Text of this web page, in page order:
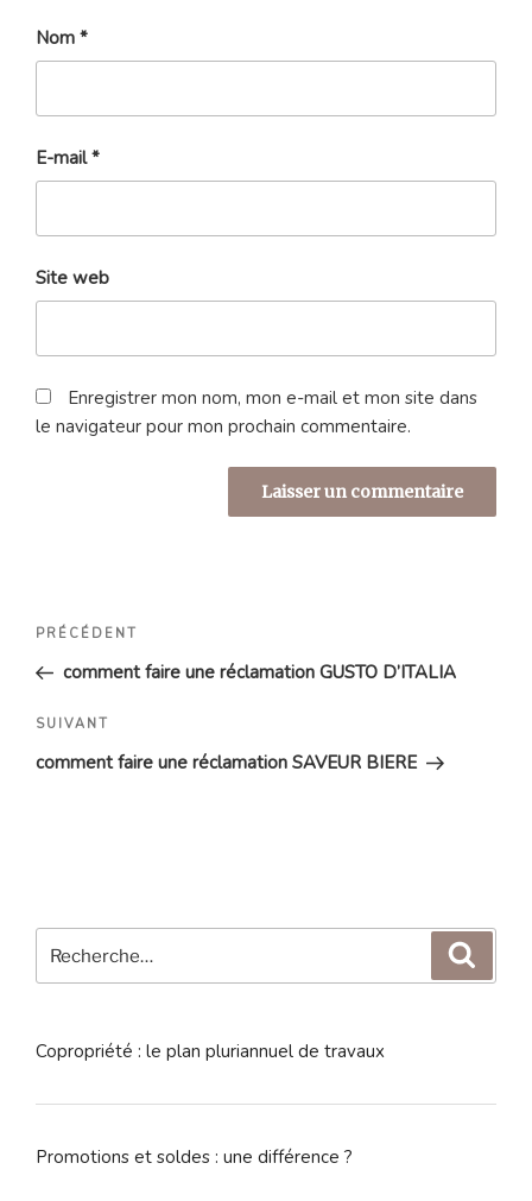
Nom *
E-mail*
Site web
Enregistrer mon nom, mon e-mail et mon site dans
le navigateur pour mon prochain commentaire.
Navigation
l’article
Article
précédent
PRÉCÉDENT
comment faire une réclamation GUSTO D’ITALIA
Article
suivant
SUIVANT
comment faire une réclamation SAVEUR BIERE
pour
Copropriété : le plan pluriannuel de travaux
Promotions et soldes : une différence ?